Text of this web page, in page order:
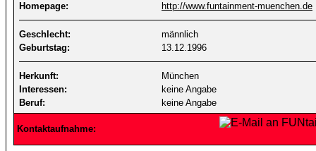
Homepage:
http://www.funtainment-muenchen.de
Geschlecht:
männlich
Geburtstag:
13.12.1996
Herkunft:
München
Interessen:
keine Angabe
Beruf:
keine Angabe
Kontaktaufnahme: